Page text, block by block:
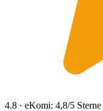
4.8 · eKomi: 4,8/5 Sterne